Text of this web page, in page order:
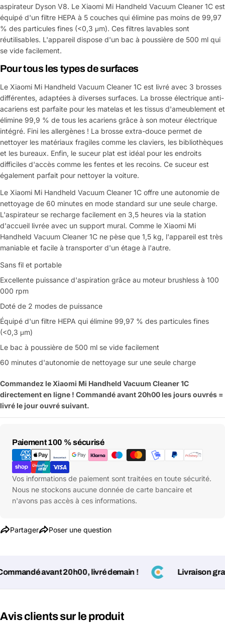
aspirateur Dyson V8. Le Xiaomi Mi Handheld Vacuum Cleaner 1C est
équipé d'un filtre HEPA à 5 couches qui élimine pas moins de 99,97
% des particules fines (<0,3 μm). Ces filtres lavables sont
réutilisables. L'appareil dispose d'un bac à poussière de 500 ml qui
se vide facilement.
Pour tous les types de surfaces
Le Xiaomi Mi Handheld Vacuum Cleaner 1C est livré avec 3 brosses
différentes, adaptées à diverses surfaces. La brosse électrique anti-
acariens est parfaite pour les matelas et les tissus d'ameublement et
élimine 99,9 % de tous les acariens grâce à son moteur électrique
intégré. Fini les allergènes ! La brosse extra-douce permet de
nettoyer les matériaux fragiles comme les claviers, les bibliothèques
et les bureaux. Enfin, le suceur plat est idéal pour les endroits
difficiles d'accès comme les fentes et les recoins. Ce suceur est
également parfait pour nettoyer la voiture.
Le Xiaomi Mi Handheld Vacuum Cleaner 1C offre une autonomie de
nettoyage de 60 minutes en mode standard sur une seule charge.
L'aspirateur se recharge facilement en 3,5 heures via la station
d'accueil livrée avec un support mural. Comme le Xiaomi Mi
Handheld Vacuum Cleaner 1C ne pèse que 1,5 kg, l'appareil est très
maniable et facile à transporter d'un étage à l'autre.
Sans fil et portable
Excellente puissance d'aspiration grâce au moteur brushless à 100
000 rpm
Doté de 2 modes de puissance
Équipé d'un filtre HEPA qui élimine 99,97 % des particules fines
(<0,3 μm)
Le bac à poussière de 500 ml se vide facilement
60 minutes d'autonomie de nettoyage sur une seule charge
Commandez le Xiaomi Mi Handheld Vacuum Cleaner 1C
directement en ligne ! Commandé avant 20h00 les jours ouvrés =
livré le jour ouvré suivant.
Paiement 100 % sécurisé
Moyens
de
paiement
Vos informations de paiement sont traitées en toute sécurité.
Nous ne stockons aucune donnée de carte bancaire et
n'avons pas accès à ces informations.
Partager Poser une question
Poser une question
nom
avant 20h00, livré demain ! Livraison
Avis clients sur le produit